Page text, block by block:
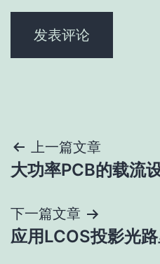
文
章
导
航
上一篇文章
大功率PCB的载流
下一篇文章
应用LCOS投影光